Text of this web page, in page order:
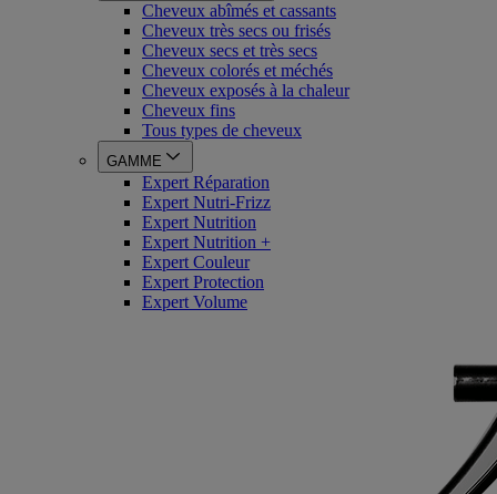
Cheveux abîmés et cassants
Cheveux très secs ou frisés
Cheveux secs et très secs
Cheveux colorés et méchés
Cheveux exposés à la chaleur
Cheveux fins
Tous types de cheveux
GAMME
Expert Réparation
Expert Nutri-Frizz
Expert Nutrition
Expert Nutrition +
Expert Couleur
Expert Protection
Expert Volume